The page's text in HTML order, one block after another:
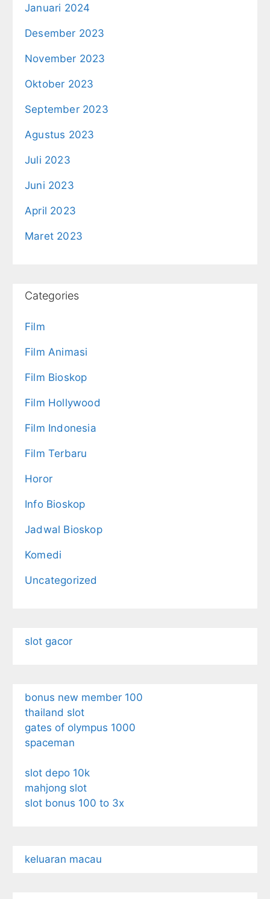
Januari 2024
Desember 2023
November 2023
Oktober 2023
September 2023
Agustus 2023
Juli 2023
Juni 2023
April 2023
Maret 2023
Categories
Film
Film Animasi
Film Bioskop
Film Hollywood
Film Indonesia
Film Terbaru
Horor
Info Bioskop
Jadwal Bioskop
Komedi
Uncategorized
slot gacor
bonus new member 100
thailand slot
gates of olympus 1000
spaceman
slot depo 10k
mahjong slot
slot bonus 100 to 3x
keluaran macau